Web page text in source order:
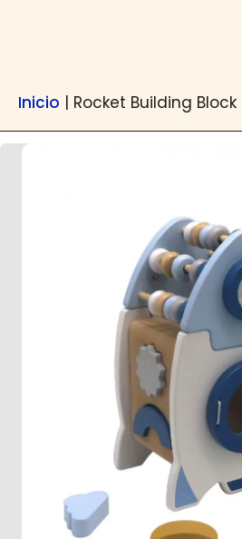
Inicio | Rocket Building Block